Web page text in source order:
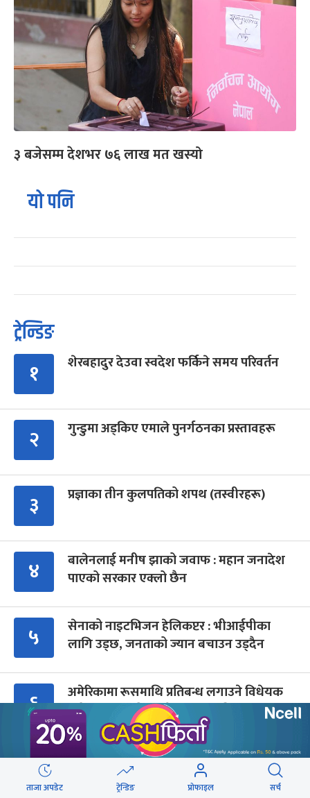
३ बजेसम्म देशभर ७६ लाख मत खस्यो
यो पनि
ट्रेन्डिङ
१ शेरबहादुर देउवा स्वदेश फर्किने समय परिवर्तन
२ गुन्डुमा अड्किए एमाले पुनर्गठनका प्रस्तावहरू
३ प्रज्ञाका तीन कुलपतिको शपथ (तस्वीरहरू)
४
बालेनलाई मनीष झाको जवाफ : महान जनादेश
पाएको सरकार एक्लो छैन
५
सेनाको नाइटभिजन हेलिकप्टर : भीआईपीका
लागि उड्छ, जनताको ज्यान बचाउन उड्दैन
६
अमेरिकामा रूसमाथि प्रतिबन्ध लगाउने विधेयक
पारित, भारतसहित ५ देशमा शतप्रतिशत भन्सार
शुल्क
७
शैक्षिक क्रेडिट बैंक : विदेशमा अध्ययन पूरा नगरी
फर्किए नेपालमा निरन्तरता
ताजा अपडेट ट्रेन्डिङ प्रोफाइल सर्च